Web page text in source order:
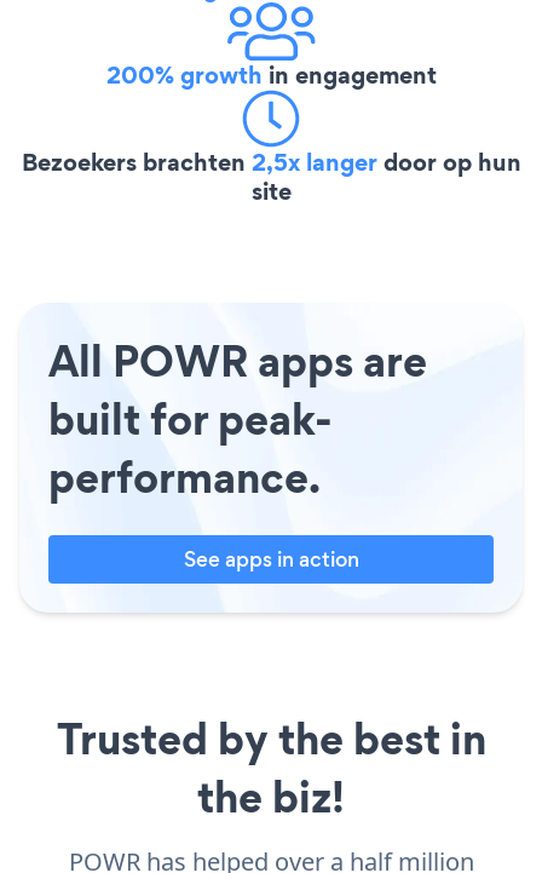
200% growth in engagement
Bezoekers brachten 2,5x langerdoor op hun
site
All POWR apps are
built for peak-
performance.
See apps in action
Trusted by the best in
the biz!
POWR has helped over a half million